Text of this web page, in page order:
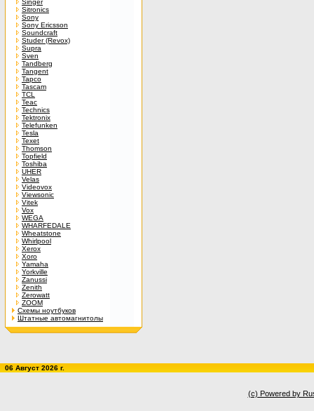
Singer
Sitronics
Sony
Sony Ericsson
Soundcraft
Studer (Revox)
Supra
Sven
Tandberg
Tangent
Tapco
Tascam
TCL
Teac
Technics
Tektronix
Telefunken
Tesla
Texet
Thomson
Topfield
Toshiba
UHER
Velas
Videovox
Viewsonic
Vitek
Vox
WEGA
WHARFEDALE
Wheatstone
Whirlpool
Xerox
Xoro
Yamaha
Yorkville
Zanussi
Zenith
Zerowatt
ZOOM
Схемы ноутбуков
Штатные автомагнитолы
06 Август 2026 г.
(c) Powered by